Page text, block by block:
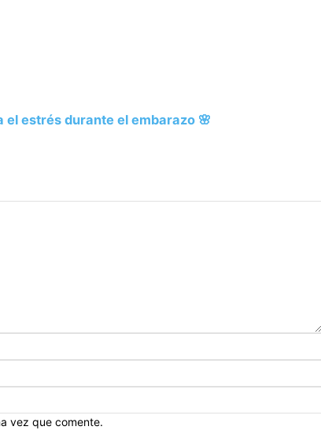
estrés durante el embarazo 🌸
vez que comente.